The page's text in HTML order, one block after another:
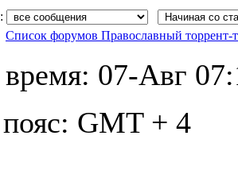
Список форумов Православный торрент-
07-Авг
GMT + 4